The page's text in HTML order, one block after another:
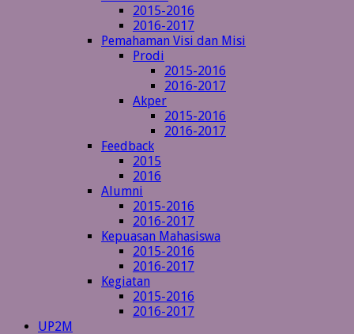
2015-2016
2016-2017
Pemahaman Visi dan Misi
Prodi
2015-2016
2016-2017
Akper
2015-2016
2016-2017
Feedback
2015
2016
Alumni
2015-2016
2016-2017
Kepuasan Mahasiswa
2015-2016
2016-2017
Kegiatan
2015-2016
2016-2017
UP2M